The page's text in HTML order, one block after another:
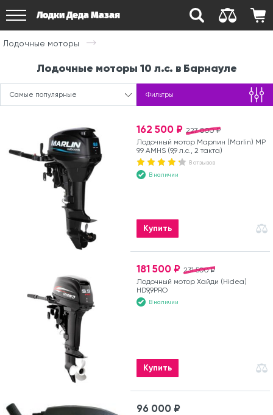
Лодки Деда Мазая
Лодочные моторы
Лодочные моторы 10 л.с. в Барнауле
Самые популярные Фильтры
227 000 ₽
162 500 ₽
Лодочный мотор Марлин (Marlin) MP
9.9 AMHS (9,9 л.с., 2 такта)
8 отзывов
В наличии
Купить
231 500 ₽
181 500 ₽
Лодочный мотор Хайди (Hidea)
HD9,9PRO
В наличии
Купить
96 000 ₽